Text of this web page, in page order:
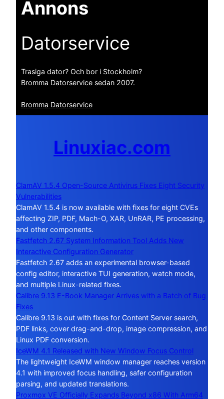
Annons
Datorservice
Trasiga dator? Och bor i Stockholm?
Bromma Datorservice sedan 2007.
Bromma Datorservice
Linuxiac.com
ClamAV 1.5.4 Open-Source Antivirus Fixes Eight Security
Vulnerabilities
ClamAV 1.5.4 is now available with fixes for eight CVEs
affecting ZIP, PDF, Mach-O, XAR, UnRAR, PE processing,
and other components.
Fastfetch 2.67 System Information Tool Adds New
Interactive Configuration Generator
Fastfetch 2.67 adds an experimental browser-based
config editor, interactive TUI generation, watch mode,
and multiple Linux-related fixes.
Calibre 9.13 E-Book Manager Arrives with a Batch of Bug
Fixes
Calibre 9.13 is out with fixes for Content Server search,
PDF links, cover drag-and-drop, image compression, and
Linux PDF conversion.
IceWM 4.1 Released with New Window Focus Control
The lightweight IceWM window manager reaches version
4.1 with improved focus handling, safer configuration
parsing, and updated translations.
Proxmox VE Officially Expands Beyond x86 With Arm64